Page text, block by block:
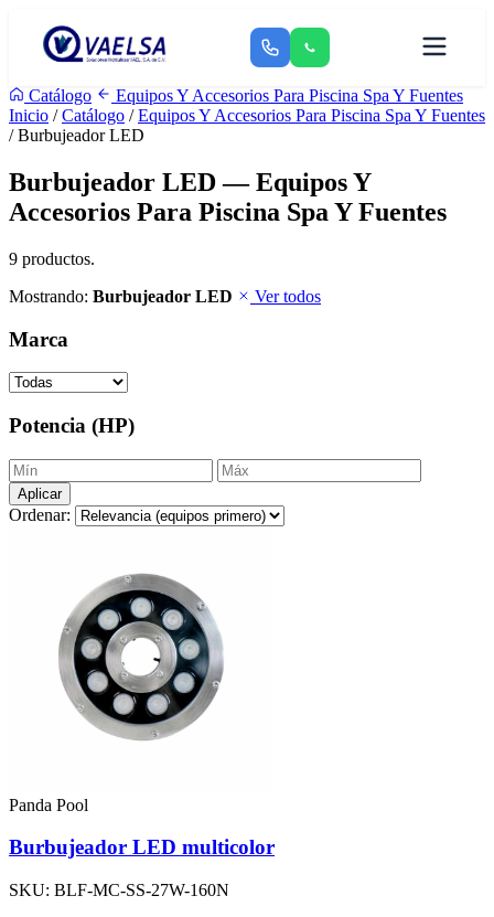
Catálogo
Equipos Y Accesorios Para Piscina Spa Y Fuentes
Inicio /Catálogo /Equipos Y Accesorios Para Piscina Spa Y Fuentes
/ Burbujeador LED
Burbujeador LED — Equipos Y
Accesorios Para Piscina Spa Y Fuentes
9 productos.
Mostrando: Burbujeador LED Ver todos
Marca
Potencia (HP)
Aplicar
Ordenar:
Panda Pool
Burbujeador LED multicolor
SKU: BLF-MC-SS-27W-160N